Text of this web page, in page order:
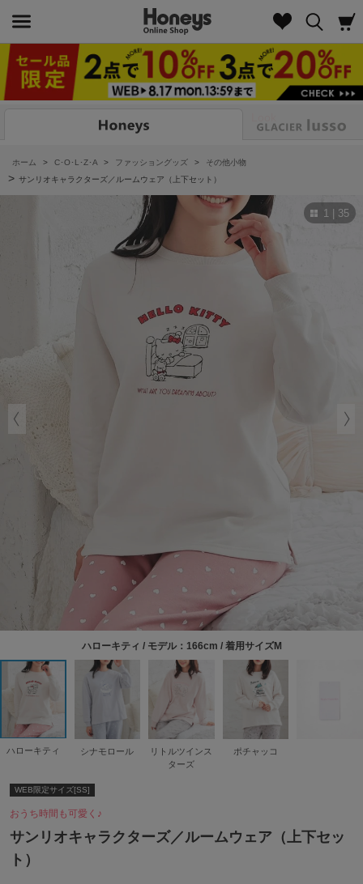
ホーム > C･O･L･Z･A > ファッショングッズ > その他小物
> サンリオキャラクターズ／ルームウェア（上下セット）
1 | 35
ハローキティ / モデル：166cm / 着用サイズM
ハローキティ シナモロール
リトルツインス
ターズ
ポチャッコ
WEB限定サイズ[SS]
おうち時間も可愛く♪
サンリオキャラクターズ／ルームウェア（上下セッ
ト）